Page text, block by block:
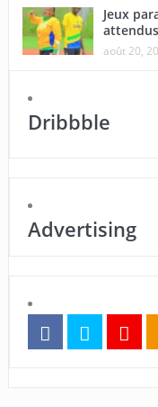
Jeux
août 20,
Dribbble
Advertising